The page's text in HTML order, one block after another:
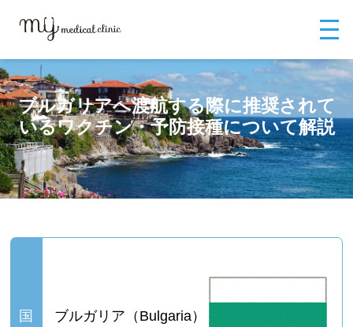
へ渡航する際に推奨されているワクチン・予防接種について解説
ブルガリアへ渡航する際に推奨されて
いるワクチン・予防接種について解説
国 ブルガリア（Bulgaria）